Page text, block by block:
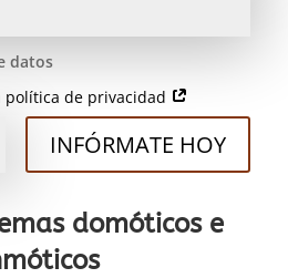
datos
política de privacidad
INFÓRMATE HOY
domóticos e